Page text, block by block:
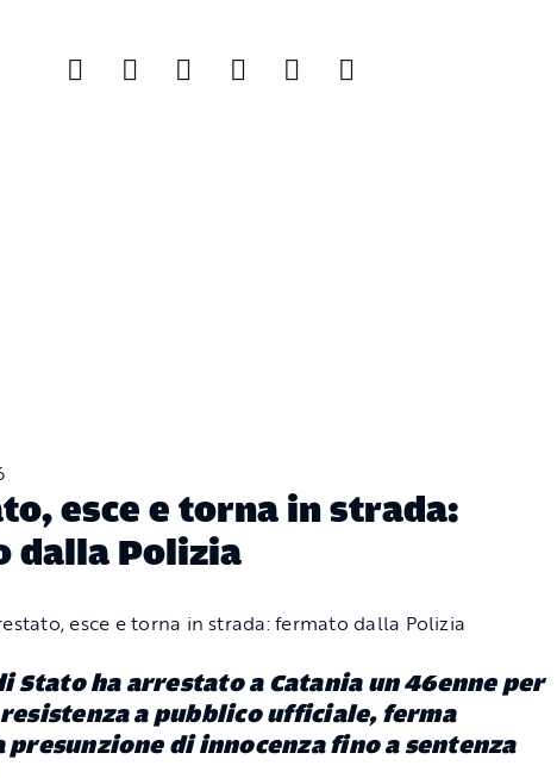
esce e torna in strada:
dalla Polizia
Stato ha arrestato a Catania un 46enne per
a pubblico ufficiale, ferma
presunzione di innocenza fino a sentenza